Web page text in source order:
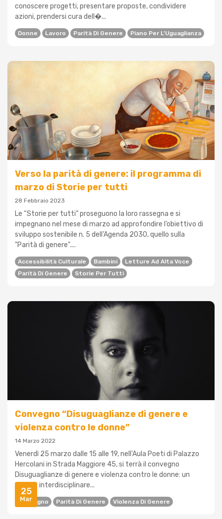
conoscere progetti, presentare proposte, condividere
azioni, prendersi cura dell�...
Donne Lavoro Parità Di Genere Piano Per L'Uguaglianza
Verso la parità di genere: il programma di
marzo di Storie per tutti
28 Febbraio 2023
Le “Storie per tutti” proseguono la loro rassegna e si
impegnano nel mese di marzo ad approfondire l’obiettivo di
sviluppo sostenibile n. 5 dell’Agenda 2030, quello sulla
"Parità di genere"....
Accessibilità Culturale Bambini
Letture Ad Alta Voce
Parità Di Genere
Storie Per Tutti
25
Mar
Convegno “Disuguaglianze di genere e
violenza contro le donne”
14 Marzo 2022
Venerdì 25 marzo dalle 15 alle 19, nell'Aula Poeti di Palazzo
Hercolani in Strada Maggiore 45, si terrà il convegno
Disuguaglianze di genere e violenza contro le donne: un
dialogo interdisciplinare...
Convegno Parità Di Genere Violenza Di Genere